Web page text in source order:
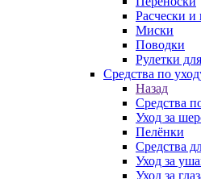
Расчески и
Миски
Поводки
Рулетки
Средства по
Назад
Средства
Уход за
Пелёнки
Средства
Уход за
Уход за